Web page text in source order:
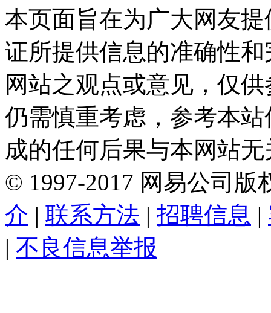
本页面旨在为广大网友
证所提供信息的准确性
网站之观点或意见，仅
仍需慎重考虑，参考本
成的任何后果与本网站
© 1997-2017 网易公司版
介 | 联系方法 | 招聘信息 |
| 不良信息举报